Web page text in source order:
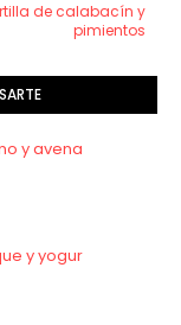
de calabacín y
pimientos
y avena
y yogur